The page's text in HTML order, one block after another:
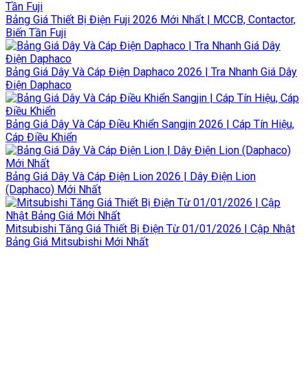
Bảng Giá Thiết Bị Điện Fuji 2026 Mới Nhất | MCCB, Contactor,
Biến Tần Fuji
Bảng Giá Dây Và Cáp Điện Daphaco 2026 | Tra Nhanh Giá Dây
Điện Daphaco
Bảng Giá Dây Và Cáp Điều Khiển Sangjin 2026 | Cáp Tín Hiệu,
Cáp Điều Khiển
Bảng Giá Dây Và Cáp Điện Lion 2026 | Dây Điện Lion
(Daphaco) Mới Nhất
Mitsubishi Tăng Giá Thiết Bị Điện Từ 01/01/2026 | Cập Nhật
Bảng Giá Mitsubishi Mới Nhất